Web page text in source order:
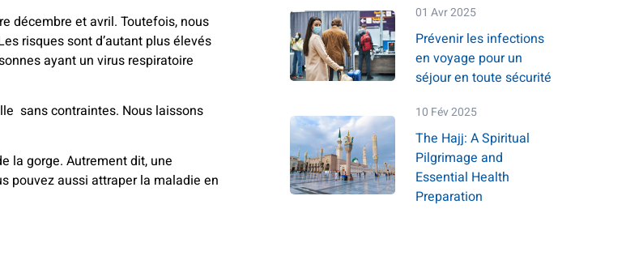
décembre et avril. Toutefois, nous
risques sont d’autant plus élevés
ayant un virus respiratoire
sans contraintes. Nous laissons
la gorge. Autrement dit, une
pouvez aussi attraper la maladie en
01 Avr 2025
Prévenir les infections
en voyage pour un
séjour en toute sécurité
10 Fév 2025
The Hajj: A Spiritual
Pilgrimage and
Essential Health
Preparation